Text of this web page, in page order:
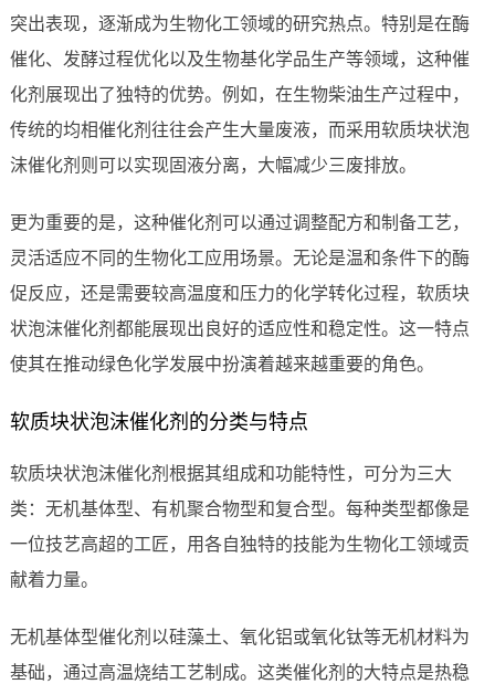
突出表现，逐渐成为生物化工领域的研究热点。特别是在酶
催化、发酵过程优化以及生物基化学品生产等领域，这种催
化剂展现出了独特的优势。例如，在生物柴油生产过程中，
传统的均相催化剂往往会产生大量废液，而采用软质块状泡
沫催化剂则可以实现固液分离，大幅减少三废排放。
更为重要的是，这种催化剂可以通过调整配方和制备工艺，
灵活适应不同的生物化工应用场景。无论是温和条件下的酶
促反应，还是需要较高温度和压力的化学转化过程，软质块
状泡沫催化剂都能展现出良好的适应性和稳定性。这一特点
使其在推动绿色化学发展中扮演着越来越重要的角色。
软质块状泡沫催化剂的分类与特点
软质块状泡沫催化剂根据其组成和功能特性，可分为三大
类：无机基体型、有机聚合物型和复合型。每种类型都像是
一位技艺高超的工匠，用各自独特的技能为生物化工领域贡
献着力量。
无机基体型催化剂以硅藻土、氧化铝或氧化钛等无机材料为
基础，通过高温烧结工艺制成。这类催化剂的大特点是热稳